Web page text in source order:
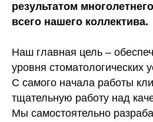
результатом
всего нашего коллектива.
Наш главная цель –
уровня стоматологических
С самого начала работы
тщательную работу над
Мы самостоятельно